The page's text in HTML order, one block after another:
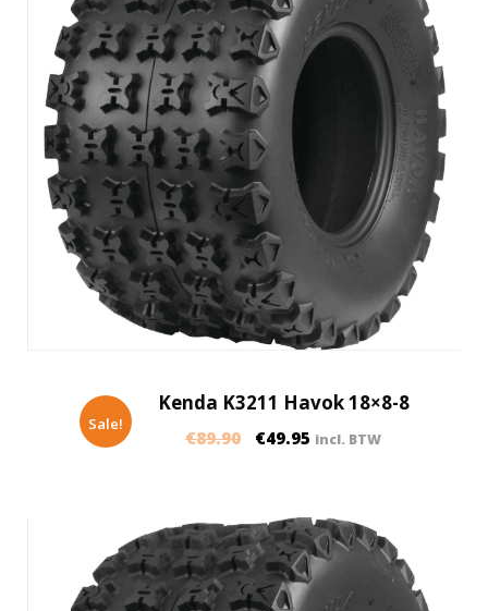
Sale!
Kenda K3211 Havok 18×8-8
€89.90 €49.95 incl. BTW